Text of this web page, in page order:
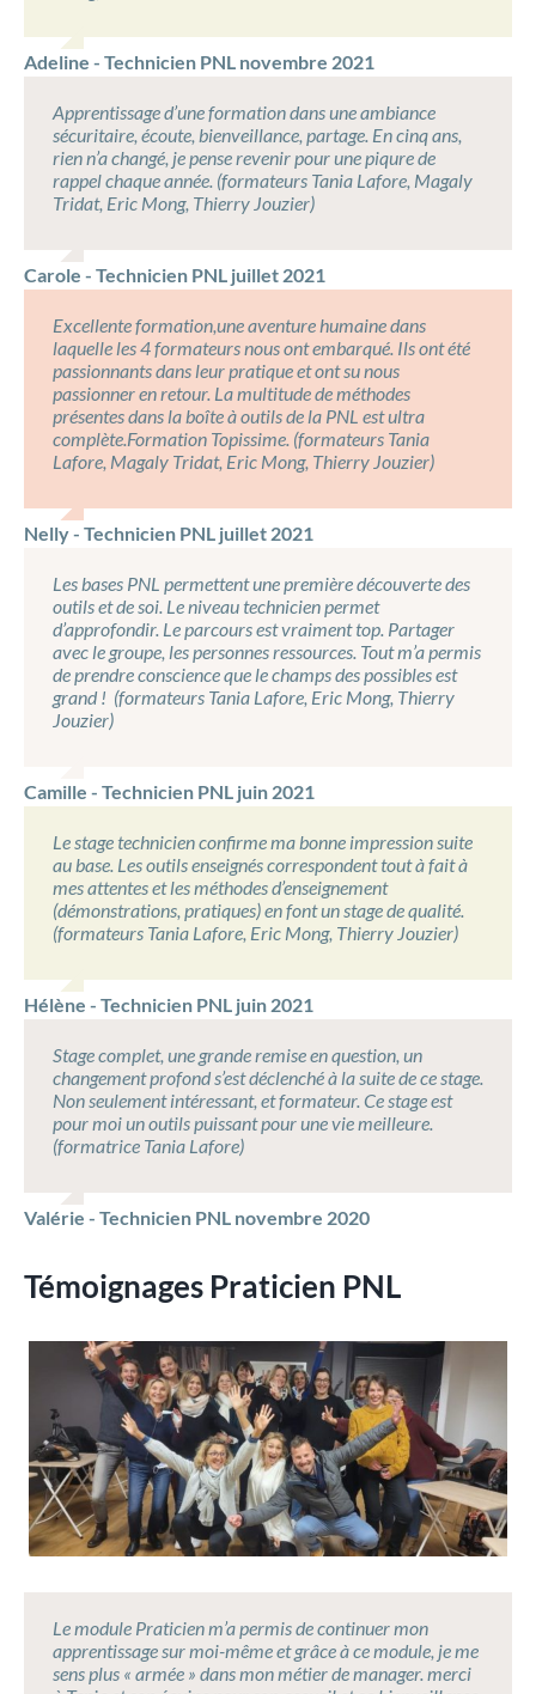
Adeline - Technicien PNL novembre 2021
Apprentissage d’une formation dans une ambiance
sécuritaire, écoute, bienveillance, partage. En cinq ans,
rien n’a changé, je pense revenir pour une piqure de
rappel chaque année. (formateurs Tania Lafore, Magaly
Tridat, Eric Mong, Thierry Jouzier)
Carole - Technicien PNL juillet 2021
Excellente formation,une aventure humaine dans
laquelle les 4 formateurs nous ont embarqué. Ils ont été
passionnants dans leur pratique et ont su nous
passionner en retour. La multitude de méthodes
présentes dans la boîte à outils de la PNL est ultra
complète.Formation Topissime. (formateurs Tania
Lafore, Magaly Tridat, Eric Mong, Thierry Jouzier)
Nelly - Technicien PNL juillet 2021
Les bases PNL permettent une première découverte des
outils et de soi. Le niveau technicien permet
d’approfondir. Le parcours est vraiment top. Partager
avec le groupe, les personnes ressources. Tout m’a permis
de prendre conscience que le champs des possibles est
grand ! (formateurs Tania Lafore, Eric Mong, Thierry
Jouzier)
Camille - Technicien PNL juin 2021
Le stage technicien confirme ma bonne impression suite
au base. Les outils enseignés correspondent tout à fait à
mes attentes et les méthodes d’enseignement
(démonstrations, pratiques) en font un stage de qualité.
(formateurs Tania Lafore, Eric Mong, Thierry Jouzier)
Hélène - Technicien PNL juin 2021
Stage complet, une grande remise en question, un
changement profond s’est déclenché à la suite de ce stage.
Non seulement intéressant, et formateur. Ce stage est
pour moi un outils puissant pour une vie meilleure.
(formatrice Tania Lafore)
Valérie - Technicien PNL novembre 2020
Témoignages Praticien PNL
Le module Praticien m’a permis de continuer mon
apprentissage sur moi-même et grâce à ce module, je me
sens plus « armée » dans mon métier de manager. merci